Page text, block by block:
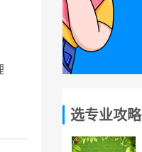
选专业攻略